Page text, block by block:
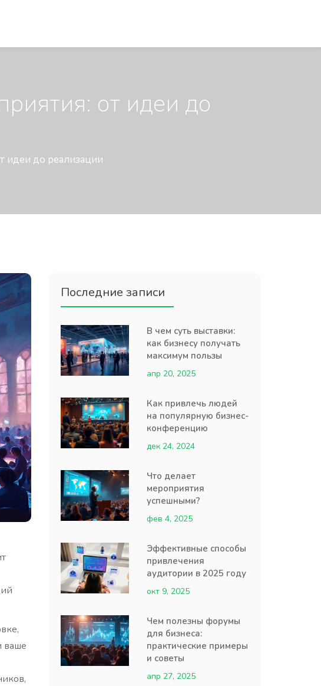
от идеи до
идеи до реализации
ваше
Последние записи
В чем суть выставки:
как бизнесу получать
максимум пользы
апр 20, 2025
Как привлечь людей
на популярную бизнес-
конференцию
дек 24, 2024
Что делает
мероприятия
успешными?
фев 4, 2025
Эффективные способы
привлечения
аудитории в 2025 году
окт 9, 2025
Чем полезны форумы
для бизнеса:
практические примеры
и советы
апр 27, 2025